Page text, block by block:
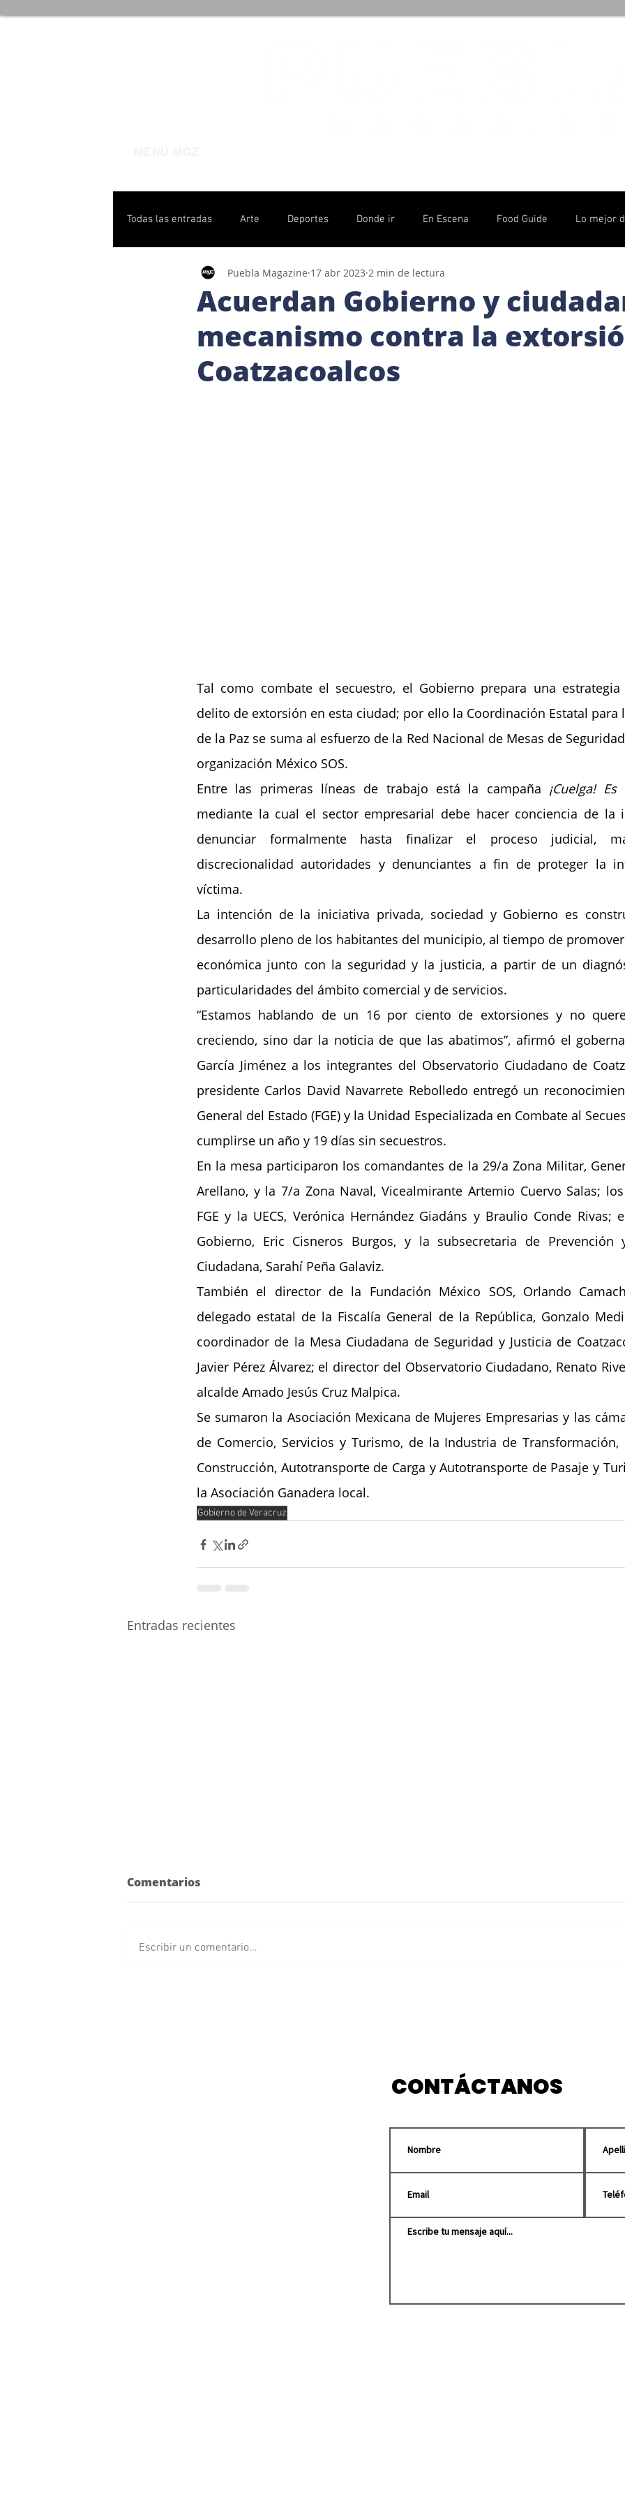
Todas las entradas Arte Deportes Donde ir En Escena Food Guide Lo mejor
Poblanas destacadas Pulso Político
Acuerdan Gobierno y
mecanismo contra la
Coatzacoalcos
Puebla Magazine 17 abr 2023 2 min de lectura
Tal como combate el secuestro, el Gobierno prepara una
delito de extorsión en esta ciudad; por ello la Coordinación Estatal para
de la Paz se suma al esfuerzo de la Red Nacional de Mesas de
organización México SOS.
Entre las primeras líneas de trabajo está la campaña ¡Cuelga!
mediante la cual el sector empresarial debe hacer conciencia de la
denunciar formalmente hasta finalizar el proceso judicial,
discrecionalidad autoridades y denunciantes a fin de proteger la
víctima.
La intención de la iniciativa privada, sociedad y Gobierno es
desarrollo pleno de los habitantes del municipio, al tiempo de
económica junto con la seguridad y la justicia, a partir de un
particularidades del ámbito comercial y de servicios.
“Estamos hablando de un 16 por ciento de extorsiones y no
creciendo, sino dar la noticia de que las abatimos”, afirmó el
García Jiménez a los integrantes del Observatorio Ciudadano de
presidente Carlos David Navarrete Rebolledo entregó un
General del Estado (FGE) y la Unidad Especializada en Combate al
cumplirse un año y 19 días sin secuestros.
En la mesa participaron los comandantes de la 29/a Zona Militar,
Arellano, y la 7/a Zona Naval, Vicealmirante Artemio Cuervo Salas;
FGE y la UECS, Verónica Hernández Giadáns y Braulio Conde Rivas;
Gobierno, Eric Cisneros Burgos, y la subsecretaria de Prevención
Ciudadana, Sarahí Peña Galaviz.
También el director de la Fundación México SOS, Orlando
delegado estatal de la Fiscalía General de la República, Gonzalo
coordinador de la Mesa Ciudadana de Seguridad y Justicia de
Javier Pérez Álvarez; el director del Observatorio Ciudadano, Renato
alcalde Amado Jesús Cruz Malpica.
Se sumaron la Asociación Mexicana de Mujeres Empresarias y las
de Comercio, Servicios y Turismo, de la Industria de
Construcción, Autotransporte de Carga y Autotransporte de Pasaje y
la Asociación Ganadera local.
Gobierno de Veracruz
Entradas recientes
Comentarios
Escribir un comentario...
CONTÁCTANOS